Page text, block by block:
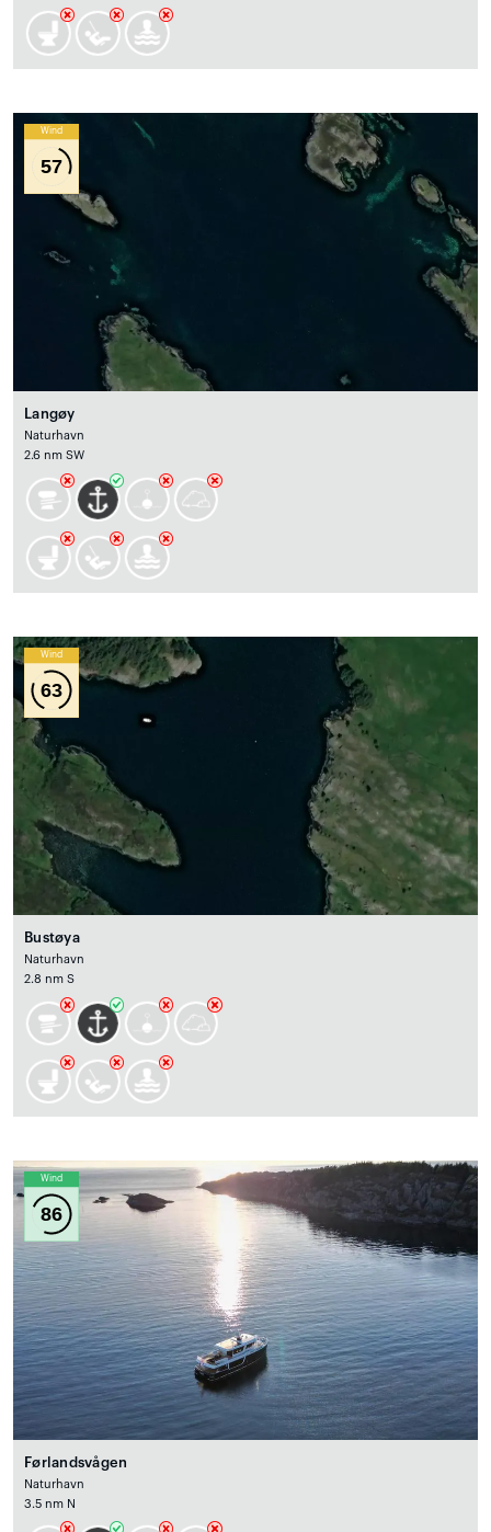
Wind
57
Langøy
Naturhavn
2.6 nm SW
Wind
63
Bustøya
Naturhavn
2.8 nm S
Wind
86
Førlandsvågen
Naturhavn
3.5 nm N